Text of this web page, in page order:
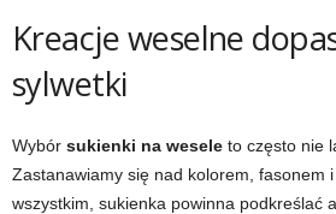
Kreacje weselne
sylwetki
Wybór sukienki na wesele to często nie
Zastanawiamy się nad kolorem, fasonem
wszystkim, sukienka powinna podkreślać